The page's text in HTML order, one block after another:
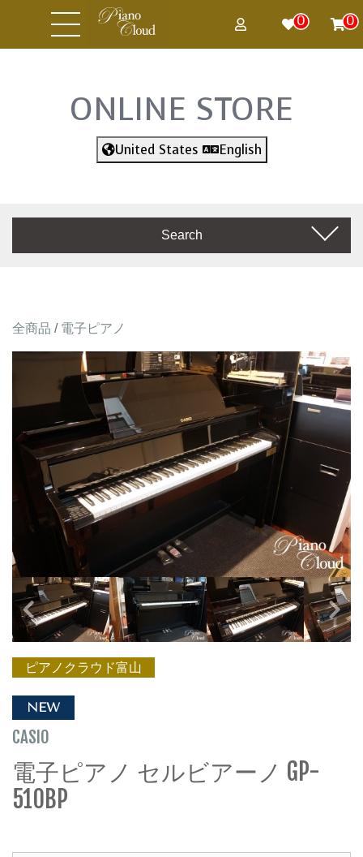
0 0
ONLINE STORE
United States English
Search
全商品 / 電子ピアノ
ピアノクラウド富山
NEW
CASIO
電子ピアノ セルビアーノ GP-
510BP